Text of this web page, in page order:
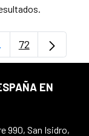
TAB para
Página
72
EN
990, San Isidro,